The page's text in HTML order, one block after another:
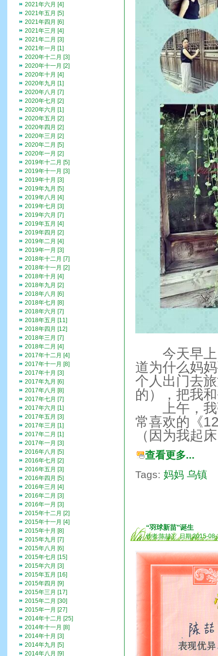
今天早上
道为什么妈
个人出门去
的），把我
上午，我
常喜欢的《
（因为我起
查看更多...
Tags: 妈妈 乌镇
“羽球新苗”诞生
作者:陈喆丫 日期:2015-
2021年六月 [4]
2021年五月 [5]
2021年四月 [6]
2021年三月 [4]
2021年二月 [3]
2021年一月 [1]
2020年十二月 [3]
2020年十一月 [2]
2020年十月 [4]
2020年九月 [1]
2020年八月 [7]
2020年七月 [2]
2020年六月 [1]
2020年五月 [2]
2020年四月 [2]
2020年三月 [2]
2020年二月 [5]
2020年一月 [2]
2019年十二月 [5]
2019年十一月 [3]
2019年十月 [3]
2019年九月 [5]
2019年八月 [4]
2019年七月 [3]
2019年六月 [7]
2019年五月 [4]
2019年四月 [2]
2019年二月 [4]
2019年一月 [3]
2018年十二月 [7]
2018年十一月 [2]
2018年十月 [4]
2018年九月 [2]
2018年八月 [6]
2018年七月 [8]
2018年六月 [7]
2018年五月 [11]
2018年四月 [12]
2018年三月 [7]
2018年二月 [4]
2017年十二月 [4]
2017年十一月 [8]
2017年十月 [3]
2017年九月 [6]
2017年八月 [8]
2017年七月 [7]
2017年六月 [1]
2017年五月 [3]
2017年三月 [1]
2017年二月 [1]
2017年一月 [3]
2016年八月 [5]
2016年七月 [2]
2016年五月 [3]
2016年四月 [5]
2016年三月 [4]
2016年二月 [3]
2016年一月 [3]
2015年十二月 [2]
2015年十一月 [4]
2015年十月 [8]
2015年九月 [7]
2015年八月 [6]
2015年七月 [15]
2015年六月 [3]
2015年五月 [16]
2015年四月 [9]
2015年三月 [17]
2015年二月 [30]
2015年一月 [27]
2014年十二月 [25]
2014年十一月 [8]
2014年十月 [3]
2014年九月 [5]
2014年八月 [9]